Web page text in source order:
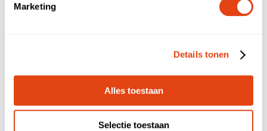
Marketing
Details tonen
Alles toestaan
Selectie toestaan